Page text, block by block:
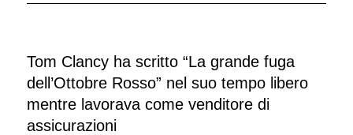
Tom Clancy ha scritto “La grande fuga
dell’Ottobre Rosso” nel suo tempo libero
mentre lavorava come venditore di
assicurazioni